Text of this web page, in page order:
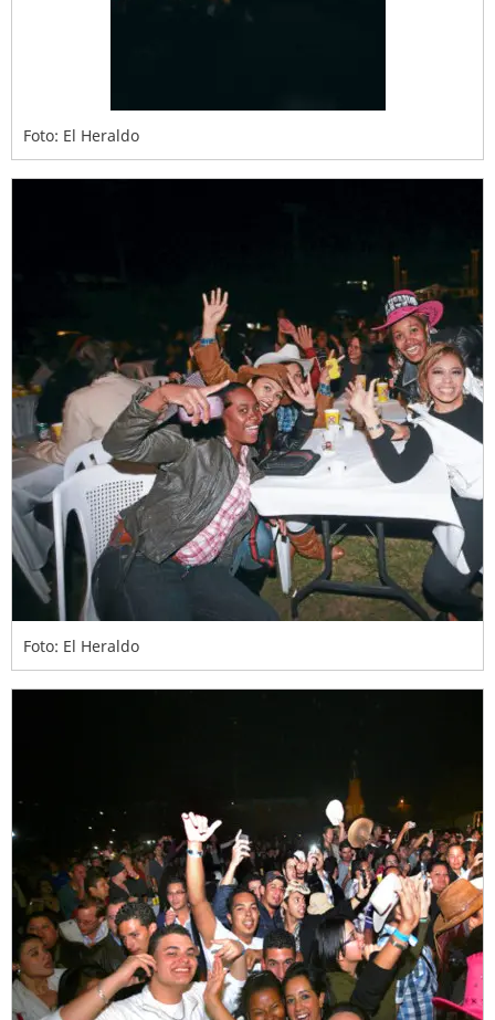
Foto: El Heraldo
Foto: El Heraldo